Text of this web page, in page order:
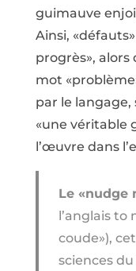
guimauve
Ainsi,
progrès», alors
mot
par le langage,
«une véritable
l’œuvre dans
Le «nudge
l’anglais to
coude»),
sciences